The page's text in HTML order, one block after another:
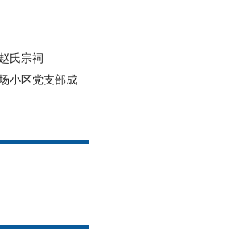
氏宗祠
小区党支部成